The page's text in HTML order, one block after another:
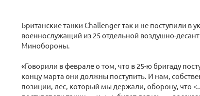
Британские танки Challenger так и не поступили в
военнослужащий из 25 отдельной воздушно-
Минобороны.
«Говорили в феврале о том, что в 25-ю бригаду
концу марта они должны поступить. И нам,
позиции, лес, который мы держали, оборону, что